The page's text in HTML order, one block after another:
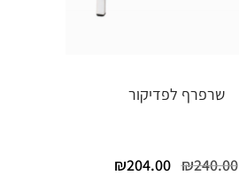
שרפרף לפדיקור
₪240.00
המחיר₪204.00